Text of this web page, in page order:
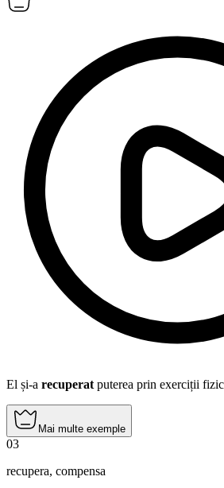
El și-a recuperat puterea prin exerciții
Mai multe exemple
03
recupera, compensa